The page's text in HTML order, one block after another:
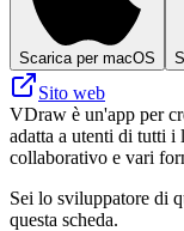
Scarica per macOS
Sito web
VDraw è un'app per
adatta a utenti di tutti
collaborativo e vari
Sei lo sviluppatore di
questa scheda.